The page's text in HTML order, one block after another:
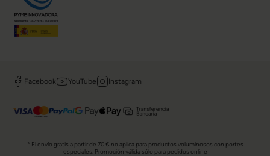
Facebook YouTube Instagram
* El envío gratis a partir de 70 € no aplica para productos voluminosos con portes
especiales. Promoción válida sólo para pedidos online